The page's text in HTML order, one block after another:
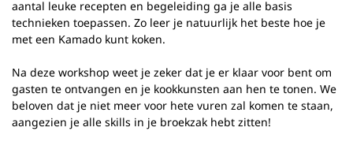
aantal leuke recepten en begeleiding ga je alle basis
technieken toepassen. Zo leer je natuurlijk het beste hoe je
met een Kamado kunt koken.
Na deze workshop weet je zeker dat je er klaar voor bent om
gasten te ontvangen en je kookkunsten aan hen te tonen. We
beloven dat je niet meer voor hete vuren zal komen te staan,
aangezien je alle skills in je broekzak hebt zitten!